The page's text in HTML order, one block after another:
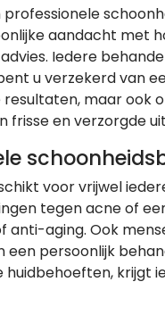
aandacht met
Iedere
u verzekerd van
maar ook
frisse en verzorgde
voor vrijwel
tegen acne of
aging. Ook
persoonlijk
krijgt